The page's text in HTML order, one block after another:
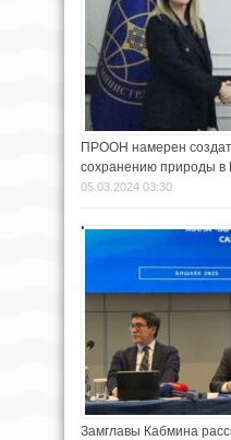
ПРООН намерен
сохранению природы в
05.03.2024 03:30
Замглавы Кабмина